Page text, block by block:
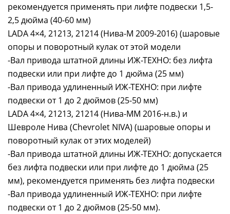
рекомендуется применять при лифте подвески 1,5-
2,5 дюйма (40-60 мм)
LADA 4×4, 21213, 21214 (Нива-М 2009-2016) (шаровые
опоры и поворотный кулак от этой модели
-Вал привода штатной длины ИЖ-ТЕХНО: без лифта
подвески или при лифте до 1 дюйма (25 мм)
-Вал привода удлиненный ИЖ-ТЕХНО: при лифте
подвески от 1 до 2 дюймов (25-50 мм)
LADA 4×4, 21213, 21214 (Нива-ММ 2016-н.в.) и
Шевроле Нива (Chevrolet NIVA) (шаровые опоры и
поворотный кулак от этих моделей)
-Вал привода штатной длины ИЖ-ТЕХНО: допускается
без лифта подвески или при лифте до 1 дюйма (25
мм), рекомендуется применять без лифта подвески
-Вал привода удлиненный ИЖ-ТЕХНО: при лифте
подвески от 1 до 2 дюймов (25-50 мм).